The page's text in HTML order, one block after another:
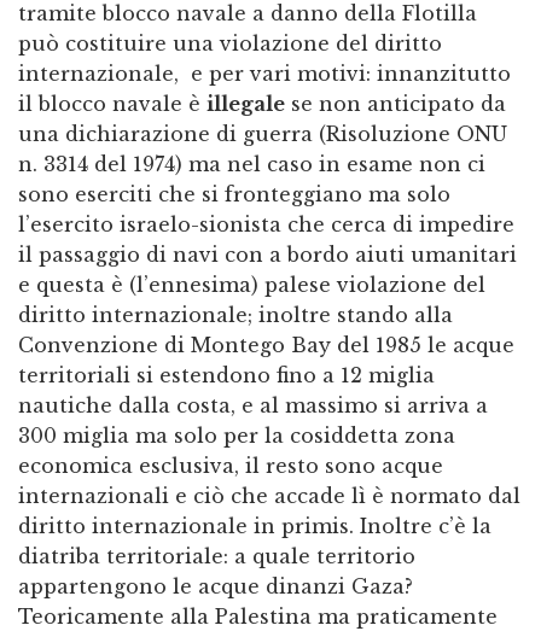
tramite blocco navale a danno della Flotilla
può costituire una violazione del diritto
internazionale, e per vari motivi: innanzitutto
il blocco navale è illegale se non anticipato da
una dichiarazione di guerra (Risoluzione ONU
n. 3314 del 1974) ma nel caso in esame non ci
sono eserciti che si fronteggiano ma solo
l’esercito israelo-sionista che cerca di impedire
il passaggio di navi con a bordo aiuti umanitari
e questa è (l’ennesima) palese violazione del
diritto internazionale; inoltre stando alla
Convenzione di Montego Bay del 1985 le acque
territoriali si estendono fino a 12 miglia
nautiche dalla costa, e al massimo si arriva a
300 miglia ma solo per la cosiddetta zona
economica esclusiva, il resto sono acque
internazionali e ciò che accade lì è normato dal
diritto internazionale in primis. Inoltre c’è la
diatriba territoriale: a quale territorio
appartengono le acque dinanzi Gaza?
Teoricamente alla Palestina ma praticamente